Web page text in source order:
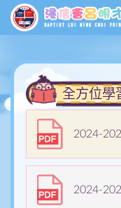
全方位學
2024-
2024-